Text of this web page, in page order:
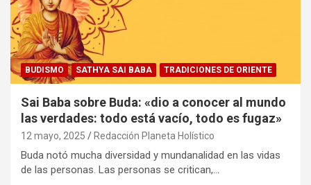
BUDISMO SATHYA SAI BABA TRADICIONES DE ORIENTE
Sai Baba sobre Buda: «dio a conocer al mundo
las verdades: todo está vacío, todo es fugaz»
12 mayo, 2025 Redacción Planeta Holístico
Buda notó mucha diversidad y mundanalidad en las vidas
de las personas. Las personas se critican,…